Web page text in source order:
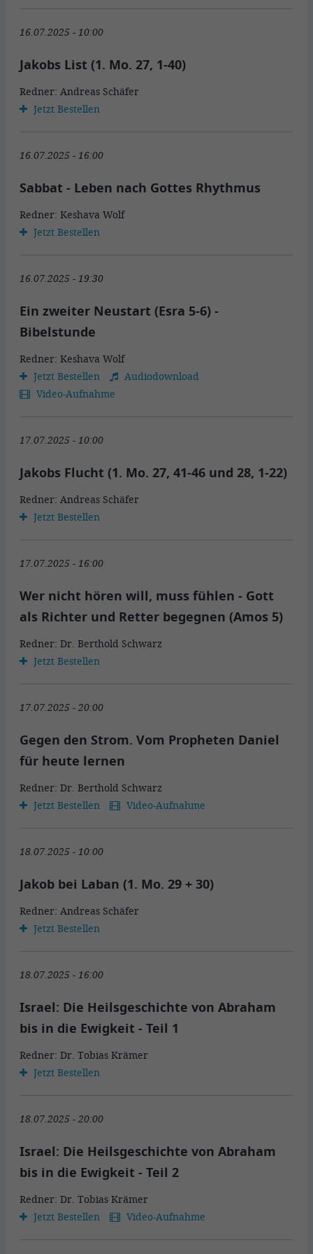
16.07.2025 - 10:00
Jakobs List (1. Mo. 27, 1-40)
Redner: Andreas Schäfer
Jetzt Bestellen
16.07.2025 - 16:00
Sabbat - Leben nach Gottes Rhythmus
Redner: Keshava Wolf
Jetzt Bestellen
16.07.2025 - 19:30
Ein zweiter Neustart (Esra 5-6) -
Bibelstunde
Redner: Keshava Wolf
Jetzt Bestellen
Audiodownload
Video-Aufnahme
17.07.2025 - 10:00
Jakobs Flucht (1. Mo. 27, 41-46 und 28, 1-22)
Redner: Andreas Schäfer
Jetzt Bestellen
17.07.2025 - 16:00
Wer nicht hören will, muss fühlen - Gott
als Richter und Retter begegnen (Amos 5)
Redner: Dr. Berthold Schwarz
Jetzt Bestellen
17.07.2025 - 20:00
Gegen den Strom. Vom Propheten Daniel
für heute lernen
Redner: Dr. Berthold Schwarz
Jetzt Bestellen
Video-Aufnahme
18.07.2025 - 10:00
Jakob bei Laban (1. Mo. 29 + 30)
Redner: Andreas Schäfer
Jetzt Bestellen
18.07.2025 - 16:00
Israel: Die Heilsgeschichte von Abraham
bis in die Ewigkeit - Teil 1
Redner: Dr. Tobias Krämer
Jetzt Bestellen
18.07.2025 - 20:00
Israel: Die Heilsgeschichte von Abraham
bis in die Ewigkeit - Teil 2
Redner: Dr. Tobias Krämer
Jetzt Bestellen
Video-Aufnahme